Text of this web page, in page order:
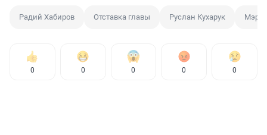
Радий Хабиров Отставка главы Руслан Кухарук Мэр
0 0 0 0 0